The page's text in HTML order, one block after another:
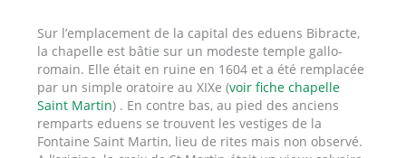
Sur l’emplacement de la capital des eduens Bibracte,
la chapelle est bâtie sur un modeste temple gallo-
romain. Elle était en ruine en 1604 et a été remplacée
par un simple oratoire au XIXe (voir fiche chapelle
Saint Martin) . En contre bas, au pied des anciens
remparts eduens se trouvent les vestiges de la
Fontaine Saint Martin, lieu de rites mais non observé.